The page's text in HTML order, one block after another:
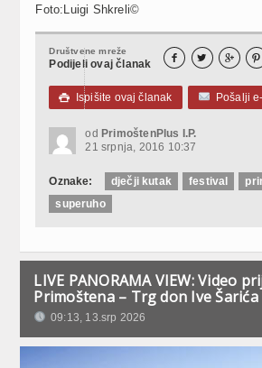
Foto:Luigi Shkreli©
Društvene mreže
Podijeli ovaj članak    
 Ispišite ovaj članak Pošalji
od PrimoštenPlus I.P.
21 srpnja, 2016 10:37
Oznake: dječji kutak festival
superuho
LIVE PANORAMA VIEW: Video
Primoštena – Trg don Ive Šarića
09:13, 13.srp 2026